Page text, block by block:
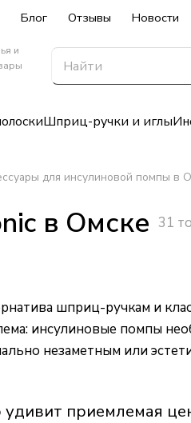
Блог Отзывы Новости
и
Шприц-ручки и иглы
для инсулиновой помпы в
в Омске 31
шприц-ручкам и
инсулиновые помпы
незаметным или
приемлемая